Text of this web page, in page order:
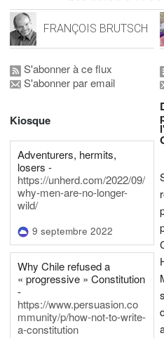
FRANÇOIS BRUTSCH
S'abonner à ce flux
S'abonner par email
Kiosque
Adventurers, hermits,
losers -
https://unherd.com/2022/09/
why-men-are-no-longer-
wild/
9 septembre 2022
Why Chile refused a
« progressive » Constitution
-
https://www.persuasion.co
mmunity/p/how-not-to-write-
a-constitution